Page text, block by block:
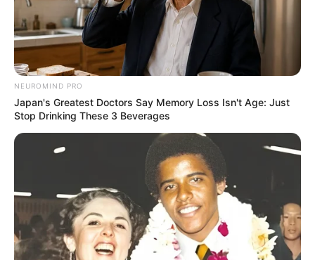
Fail! 10 Potret Makanan Gagal
Dimasak yang Bikin Kamu
Nggak Selera
10 Pose Manekin Anti
Mainstream yang Konyol
Banget
NEUROMIND PRO
Japan's Greatest Doctors Say Memory Loss Isn't Age: Just
Stop Drinking These 3 Beverages